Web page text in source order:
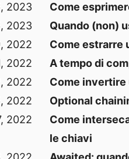
2023
Come
2023
Quando (non)
2022
Come estrarre
2022
A tempo di
2022
Come invertire
2022
Optional
2022
Come
le chiavi